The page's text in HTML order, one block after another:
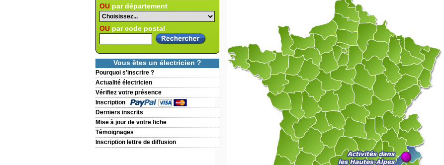
OU par département
OU par code postal
Vous êtes un électricien ?
Pourquoi s'inscrire ?
Actualité électricien
Vérifiez votre présence
Inscription
Derniers inscrits
Mise à jour de votre fiche
Témoignages
Inscription lettre de diffusion